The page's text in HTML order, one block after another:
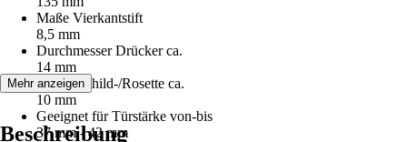
Maße Vierkantstift
8,5 mm
Durchmesser Drücker ca.
14 mm
Stärke-Schild-/Rosette ca.
10 mm
Geeignet für Türstärke von-bis
37 mm - 42 mm
Mehr anzeigen
Beschreibung